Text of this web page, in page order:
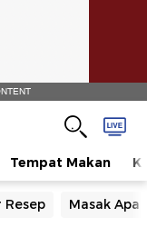
Tempat Makan
Resep Masak Apa